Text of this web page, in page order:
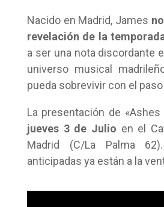
Nacido en Madrid, James
revelación de la
a ser una nota discordante
universo musical
pueda sobrevivir con el
La presentación de «Ashes
jueves 3 de Julio en el
Madrid (C/La Palma
anticipadas ya están a la